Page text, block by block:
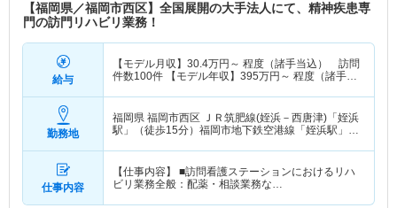
【福岡県／福岡市西区】全国展開の大手法人にて、精神疾患専
門の訪門リハビリ業務！
給与
【モデル月収】 30.4万円～ 程度（諸手当込） 訪問
件数100件 【モデル年収】 395万円～ 程度（諸手当
勤務地
福岡県 福岡市西区 ＪＲ筑肥線(姪浜－西唐津)「姪浜
駅」（徒歩15分）福岡市地下鉄空港線「姪浜駅」
仕事内容
【仕事内容】 ■訪問看護ステーションにおけるリハ
ビリ業務全般：配薬・相談業務な…